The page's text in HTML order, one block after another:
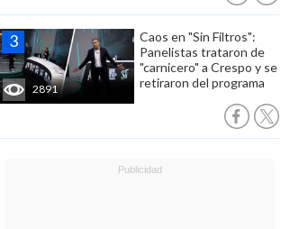
2891
Caos en "Sin Filtros":
Panelistas trataron de
"carnicero" a Crespo y se
retiraron del programa